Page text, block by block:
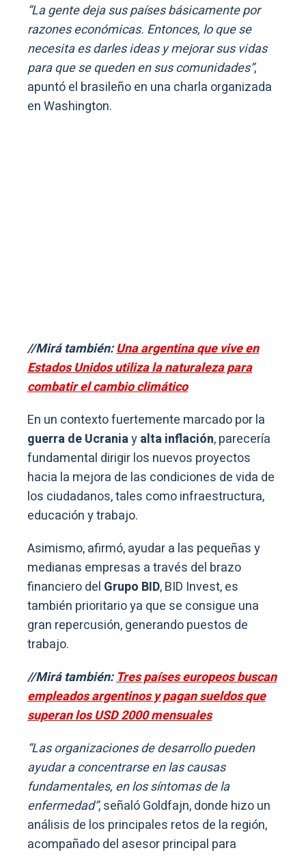
“La gente deja sus países básicamente por
razones económicas. Entonces, lo que se
necesita es darles ideas y mejorar sus vidas
para que se queden en sus comunidades”,
apuntó el brasileño en una charla organizada
en Washington.
//Mirá también:Una argentina que vive en
Estados Unidos utiliza la naturaleza para
combatir el cambio climático
En un contexto fuertemente marcado por la
guerra de Ucraniayalta inflación, parecería
fundamental dirigir los nuevos proyectos
hacia la mejora de las condiciones de vida de
los ciudadanos, tales como infraestructura,
educación y trabajo.
Asimismo, afirmó, ayudar a las pequeñas y
medianas empresas a través del brazo
financiero del Grupo BID, BID Invest, es
también prioritario ya que se consigue una
gran repercusión, generando puestos de
trabajo.
//Mirá también:Tres países europeos buscan
empleados argentinos y pagan sueldos que
superan los USD 2000 mensuales
“Las organizaciones de desarrollo pueden
ayudar a concentrarse en las causas
fundamentales, en los síntomas de la
enfermedad”, señaló Goldfajn, donde hizo un
análisis de los principales retos de la región,
acompañado del asesor principal para